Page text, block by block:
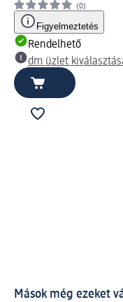
(0)
Figyelmeztetés
Rendelhető
dm üzlet
Mások még ezeket